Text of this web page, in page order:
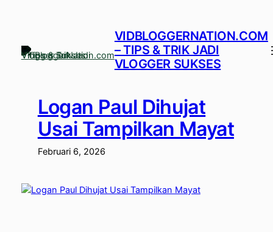
VIDBLOGGERNATION.COM
– TIPS & TRIK JADI
VLOGGER SUKSES
Logan Paul Dihujat
Usai Tampilkan Mayat
Februari 6, 2026